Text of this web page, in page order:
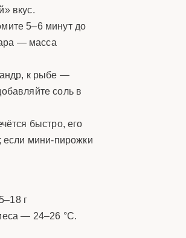
вкус.
5–6 минут до
— масса
к рыбе —
соль в
быстро, его
если мини-пирожки
г
— 24–26 °C.